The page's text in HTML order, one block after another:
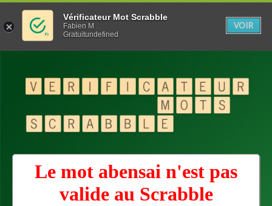
Le mot abensai n'est pas
valide au Scrabble
Vérificateur Mot Scrabble
Fabien M
Gratuitundefined
VOIR